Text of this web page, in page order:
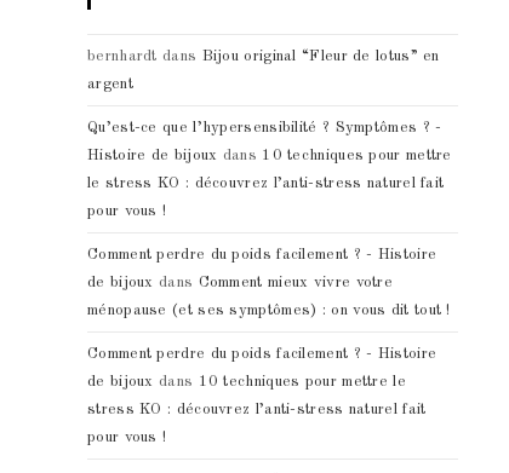
bernhardt dans Bijou original “Fleur de lotus” en
argent
Qu’est-ce que l’hypersensibilité ? Symptômes ? -
Histoire de bijoux dans 10 techniques pour mettre
le stress KO : découvrez l’anti-stress naturel fait
pour vous !
Comment perdre du poids facilement ? - Histoire
de bijoux dans Comment mieux vivre votre
ménopause (et ses symptômes) : on vous dit tout !
Comment perdre du poids facilement ? - Histoire
de bijoux dans 10 techniques pour mettre le
stress KO : découvrez l’anti-stress naturel fait
pour vous !